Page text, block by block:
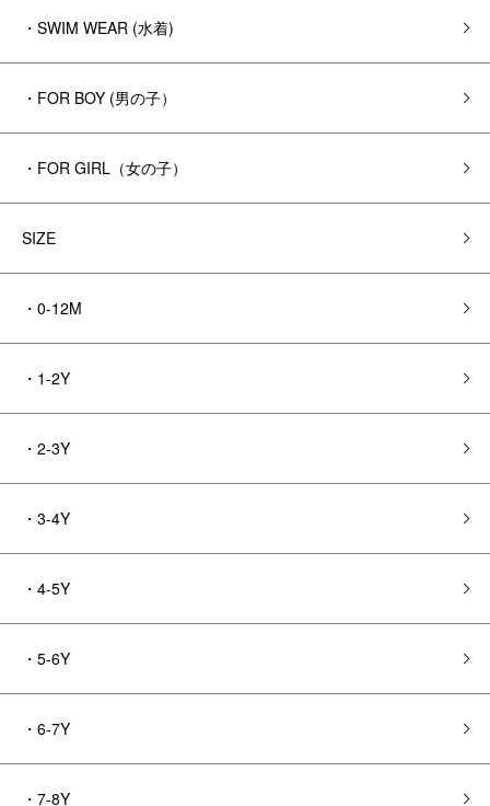
・SWIM WEAR (水着)
・FOR BOY (男の子）
・FOR GIRL（女の子）
SIZE
・0-12M
・1-2Y
・2-3Y
・3-4Y
・4-5Y
・5-6Y
・6-7Y
・7-8Y